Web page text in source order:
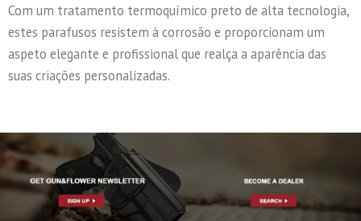
Com um tratamento termoquímico preto de alta tecnologia,
estes parafusos resistem à corrosão e proporcionam um
aspeto elegante e profissional que realça a aparência das
suas criações personalizadas.